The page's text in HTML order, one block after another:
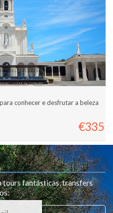
conhecer e desfrutar a beleza
€335
tours fantásticas, transfers
: